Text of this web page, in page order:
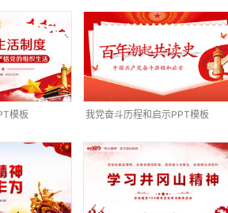
模板 我党奋斗历程和启示PPT模板